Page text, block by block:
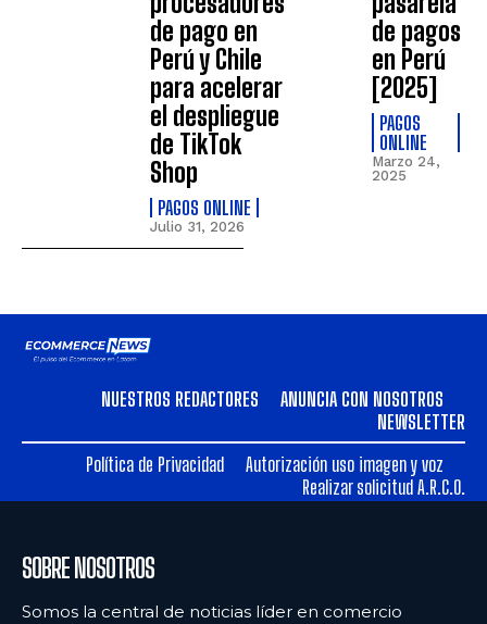
de pago en
Perú y Chile
para acelerar
el despliegue
de TikTok
Shop
PAGOS ONLINE
Julio 31, 2026
de pagos
en Perú
[2025]
PAGOS
ONLINE
Marzo 24,
2025
NUESTROS REDACTORES
ANUNCIA CON NOSOTROS
NEWSLETTER
Política de Privacidad
Autorización uso imagen y voz
Realizar solicitud A.R.C.O.
SOBRE NOSOTROS
Somos la central de noticias líder en comercio